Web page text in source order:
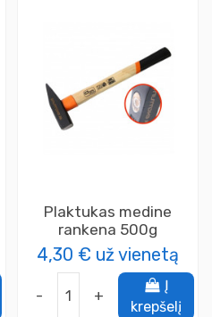
Plaktukas medine
rankena 500g
4,30 € už vienetą
- +
Į
krepšelį